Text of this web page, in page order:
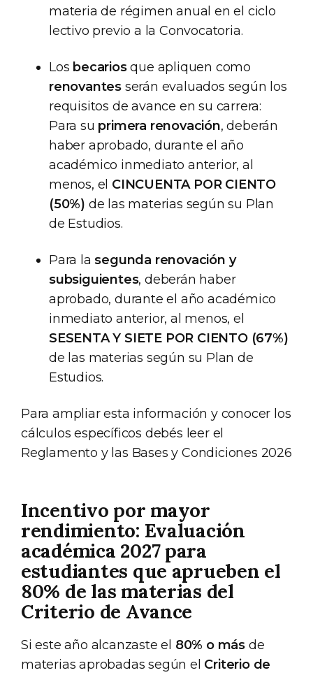
materia de régimen anual en el ciclo
lectivo previo a la Convocatoria.
Los becariosque apliquen como
renovantes serán evaluados según los
requisitos de avance en su carrera:
Para su primera renovación, deberán
haber aprobado, durante el año
académico inmediato anterior, al
menos, el CINCUENTA POR CIENTO
(50%) de las materias según su Plan
de Estudios.
Para lasegunda renovación y
subsiguientes, deberán haber
aprobado, durante el año académico
inmediato anterior, al menos, el
SESENTA Y SIETE POR CIENTO (67%)
de las materias según su Plan de
Estudios.
Para ampliar esta información y conocer los
cálculos específicos debés leer el
Reglamento y las Bases y Condiciones 2026
Incentivo por mayor
rendimiento: Evaluación
académica 2027 para
estudiantes que aprueben el
80% de las materias del
Criterio de Avance
Si este año alcanzaste el 80% o más de
materias aprobadas según el Criterio de